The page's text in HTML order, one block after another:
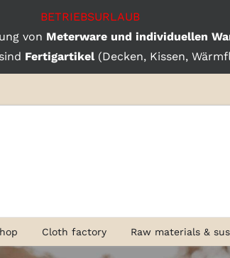
BETRIEBSURLAUB
von Meterware und individuellen
Fertigartikel(Decken, Kissen,
Cloth factory Raw materials &